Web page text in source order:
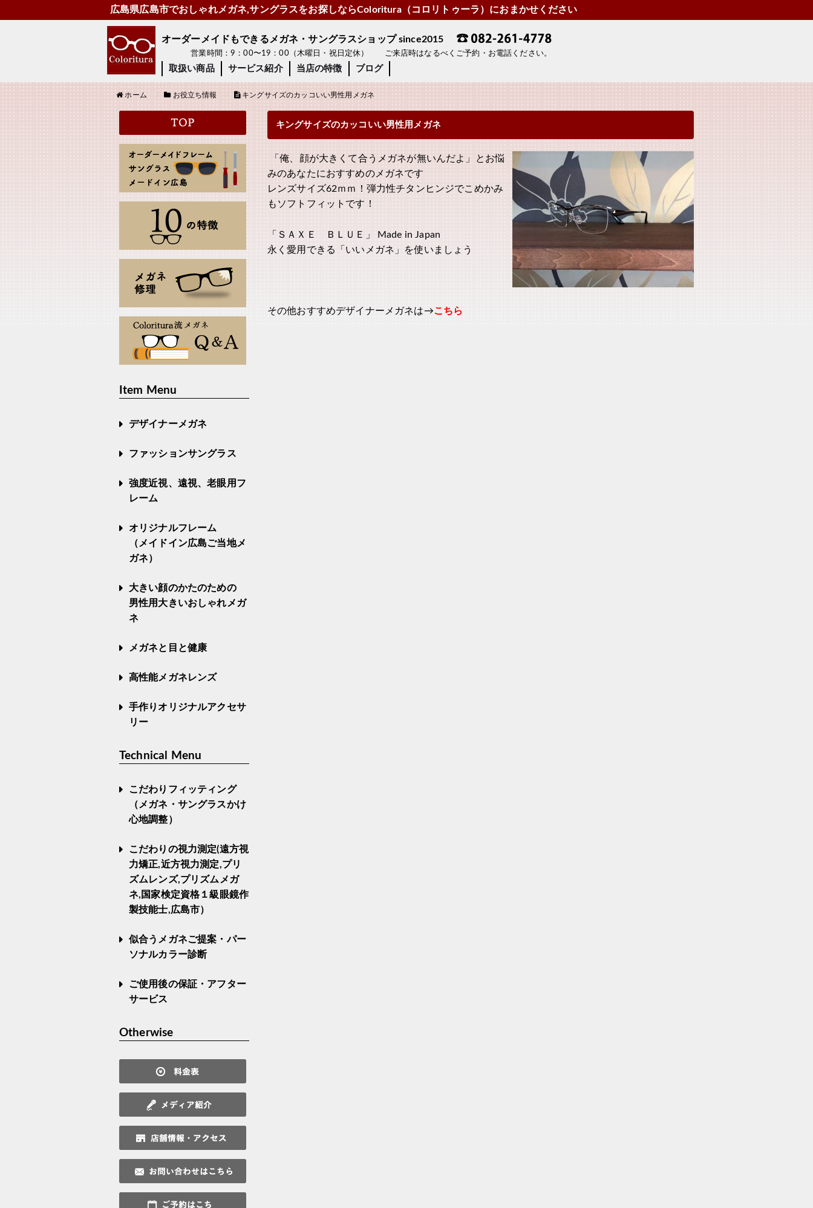
広島県広島市でおしゃれメガネ,サングラスをお探しならColoritura（コロリトゥーラ）におまかせください
オーダーメイドもできるメガネ・サングラスショップ since2015
営業時間：9：00〜19：00（木曜日・祝日定休） ご来店時はなるべくご予約・お電話ください。
取扱い商品 サービス紹介 当店の特徴 ブログ
ホーム お役立ち情報 キングサイズのカッコいい男性用メガネ
キングサイズのカッコいい男性用メガネ
「俺、顔が大きくて合うメガネが無いんだよ」とお悩
みのあなたにおすすめのメガネです
レンズサイズ62ｍｍ！弾力性チタンヒンジでこめかみ
もソフトフィットです！
「ＳＡＸＥ ＢＬＵＥ」 Made in Japan
永く愛用できる「いいメガネ」を使いましょう
その他おすすめデザイナーメガネは→こちら
Item Menu
デザイナーメガネ
ファッションサングラス
強度近視、遠視、老眼用フ
レーム
オリジナルフレーム
（メイドイン広島ご当地メ
ガネ）
大きい顔のかたのための
男性用大きいおしゃれメガ
ネ
メガネと目と健康
高性能メガネレンズ
手作りオリジナルアクセサ
リー
Technical Menu
こだわりフィッティング
（メガネ・サングラスかけ
心地調整）
こだわりの視力測定(遠方視
力矯正,近方視力測定,プリ
ズムレンズ,プリズムメガ
ネ,国家検定資格１級眼鏡作
製技能士,広島市）
似合うメガネご提案・パー
ソナルカラー診断
ご使用後の保証・アフター
サービス
Otherwise